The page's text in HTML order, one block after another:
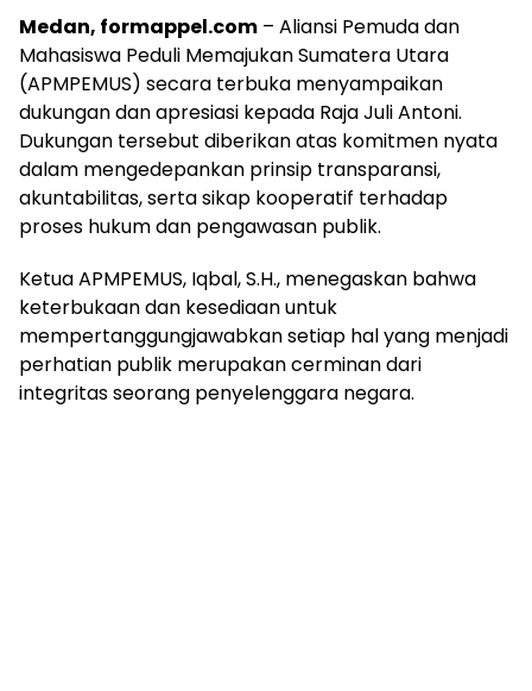
Medan, formappel.com – Aliansi Pemuda dan
Mahasiswa Peduli Memajukan Sumatera Utara
(APMPEMUS) secara terbuka menyampaikan
dukungan dan apresiasi kepada Raja Juli Antoni.
Dukungan tersebut diberikan atas komitmen nyata
dalam mengedepankan prinsip transparansi,
akuntabilitas, serta sikap kooperatif terhadap
proses hukum dan pengawasan publik.
Ketua APMPEMUS, Iqbal, S.H., menegaskan bahwa
keterbukaan dan kesediaan untuk
mempertanggungjawabkan setiap hal yang menjadi
perhatian publik merupakan cerminan dari
integritas seorang penyelenggara negara.